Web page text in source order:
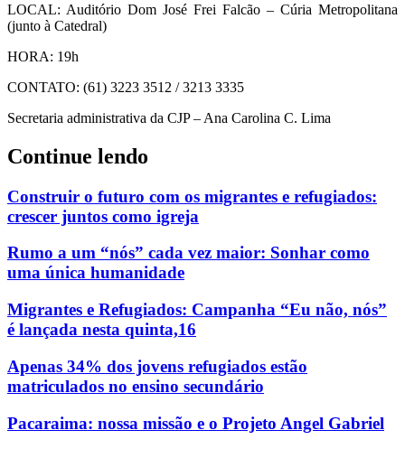
LOCAL: Auditório Dom José Frei Falcão – Cúria Metropolitana
(junto à Catedral)
HORA: 19h
CONTATO: (61) 3223 3512 / 3213 3335
Secretaria administrativa da CJP – Ana Carolina C. Lima
Continue lendo
Construir o futuro com os migrantes e refugiados:
crescer juntos como igreja
Rumo a um “nós” cada vez maior: Sonhar como
uma única humanidade
Migrantes e Refugiados: Campanha “Eu não, nós”
é lançada nesta quinta,16
Apenas 34% dos jovens refugiados estão
matriculados no ensino secundário
Pacaraima: nossa missão e o Projeto Angel Gabriel